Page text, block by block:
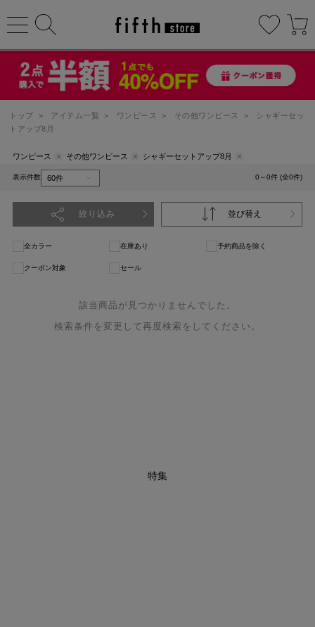
トップ > アイテム一覧 > ワンピース > その他ワンピース >
シャギーセッ
トアップ8月
ワンピース その他ワンピース シャギーセットアップ8月
表示件数 0～0件 (全0件)
絞り込み 並び替え
全カラー 在庫あり 予約商品を除く
クーポン対象 セール
該当商品が見つかりませんでした。
検索条件を変更して再度検索をしてください。
特集